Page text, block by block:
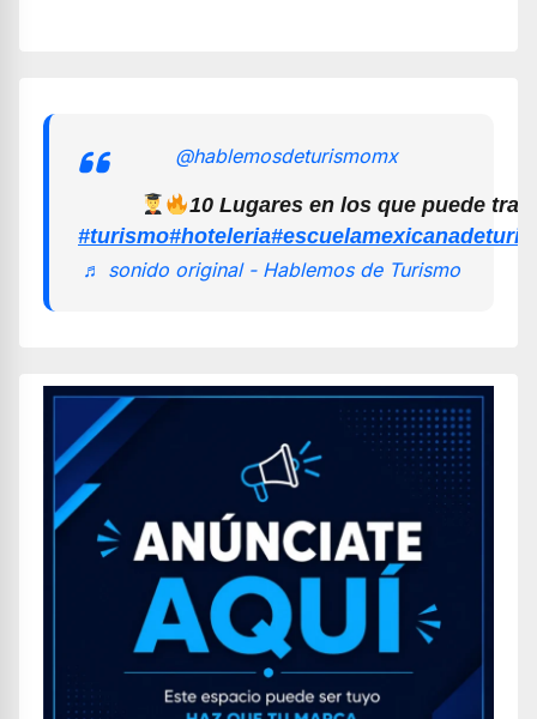
@hablemosdeturismomx
10 Lugares en los que puede
#turismo#hoteleria
♬ sonido original - Hablemos de Turismo